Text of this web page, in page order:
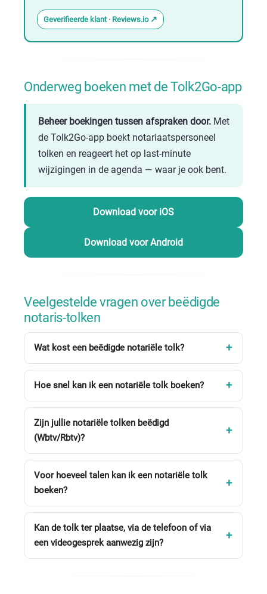
Geverifieerde klant · Reviews.io
Onderweg boeken met de Tolk2Go-app
Beheer boekingen tussen afspraken door. Met
de Tolk2Go-app boekt notariaatspersoneel
tolken en reageert het op last-minute
wijzigingen in de agenda — waar je ook bent.
Download voor iOS
Download voor Android
Veelgestelde vragen over beëdigde
notaris-tolken
Wat kost een beëdigde notariële tolk?
Hoe snel kan ik een notariële tolk boeken?
Zijn jullie notariële tolken beëdigd
(Wbtv/Rbtv)?
Voor hoeveel talen kan ik een notariële tolk
boeken?
Kan de tolk ter plaatse, via de telefoon of via
een videogesprek aanwezig zijn?